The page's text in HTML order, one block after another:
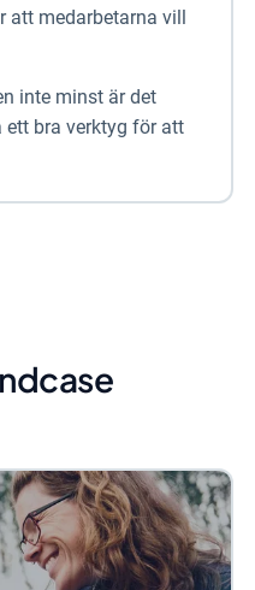
att medarbetarna vill
inte minst är det
bra verktyg för att